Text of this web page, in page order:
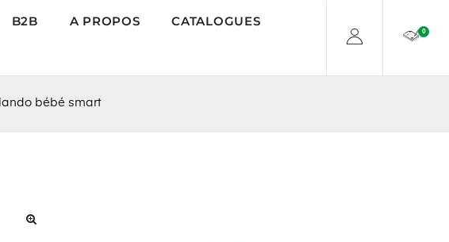
B2B A PROPOS CATALOGUES
0
lando bébé smart